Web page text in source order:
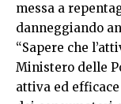
messa a
danneggiando
“Sapere che
Ministero delle
attiva ed